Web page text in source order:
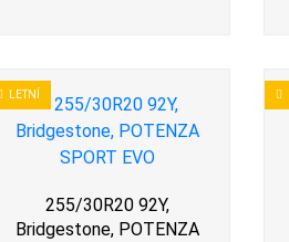
LETNÍ
255/30R20 92Y,
Bridgestone, POTENZA